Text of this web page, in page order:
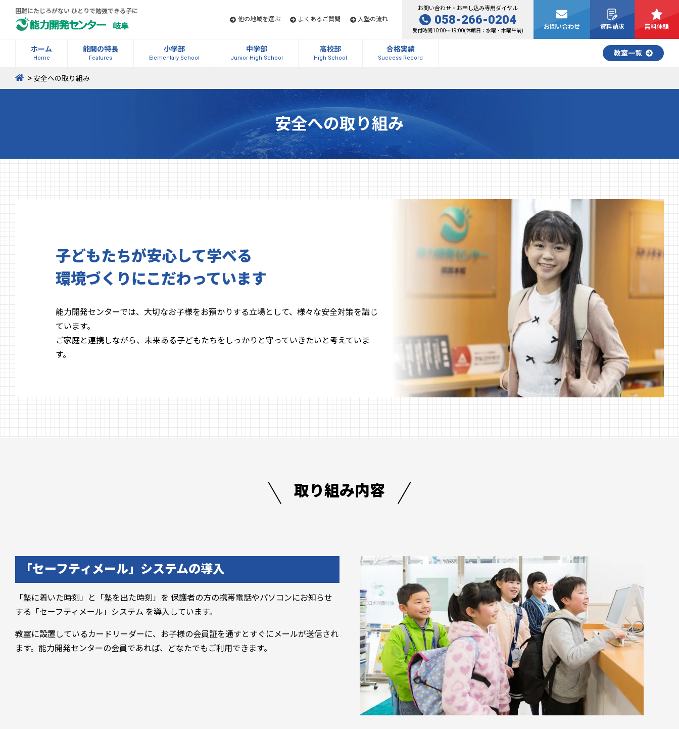
困難にたじろがない ひとりで勉強できる子に
岐阜
他の地域を選ぶ よくあるご質問 入塾の流れ
お問い合わせ・お申し込み専用ダイヤル
058-266-0204
受付時間10:00～19:00(休館日：水曜・木曜午前)
お問い合わせ 資料請求 無料体験
ホーム
Home
能開の特長
Features
小学部
Elementary School
中学部
Junior High School
高校部
High School
合格実績
Success Record
教室一覧
> 安全への取り組み
安全への取り組み
子どもたちが安心して学べる
環境づくりにこだわっています
能力開発センターでは、大切なお子様をお預かりする立場として、様々な安全対策を講じ
ています。
ご家庭と連携しながら、未来ある子どもたちをしっかりと守っていきたいと考えていま
す。
取り組み内容
「セーフティメール」システムの導入
「塾に着いた時刻」と「塾を出た時刻」を 保護者の方の携帯電話やパソコンにお知らせ
する「セーフティメール」システム を導入しています。
教室に設置しているカードリーダーに、お子様の会員証を通すとすぐにメールが送信され
ます。能力開発センターの会員であれば、どなたでもご利用できます。